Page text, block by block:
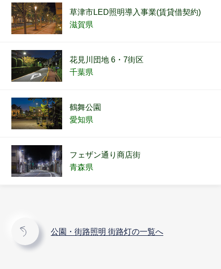
草津市LED照明導入事業(賃貸借契約)
滋賀県
花見川団地 6・7街区
千葉県
鶴舞公園
愛知県
フェザン通り商店街
青森県
公園・街路照明 街路灯の一覧へ